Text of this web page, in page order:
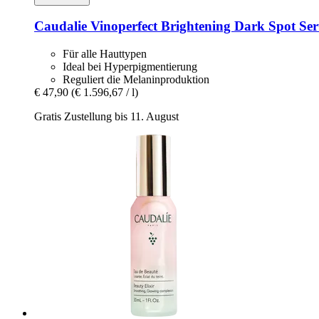
Caudalie Vinoperfect Brightening Dark Spot
Für alle Hauttypen
Ideal bei Hyperpigmentierung
Reguliert die Melaninproduktion
€ 47,90 (€ 1.596,67 / l)
Gratis Zustellung bis 11. August